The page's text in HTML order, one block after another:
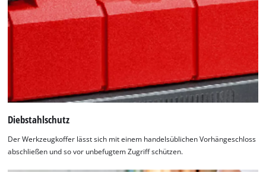
Usercentrics
Consent
Management
Diebstahlschutz
Der Werkzeugkoffer lässt sich mit einem handelsüblichen Vorhängeschloss
abschließen und so vor unbefugtem Zugriff schützen.